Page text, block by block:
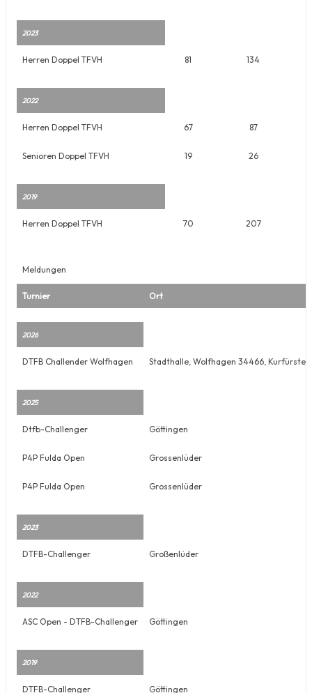
2023
Herren Doppel TFVH 81 134
2022
Herren Doppel TFVH 67 87
Senioren Doppel TFVH 19 26
2019
Herren Doppel TFVH 70 207
Meldungen
Turnier Ort
2026
DTFB Challender Wolfhagen Stadthalle, Wolfhagen 34466,
2025
Dtfb-Challenger Göttingen
P4P Fulda Open Grossenlüder
P4P Fulda Open Grossenlüder
2023
DTFB-Challenger Großenlüder
2022
ASC Open - DTFB-Challenger Göttingen
2019
DTFB-Challenger Göttingen